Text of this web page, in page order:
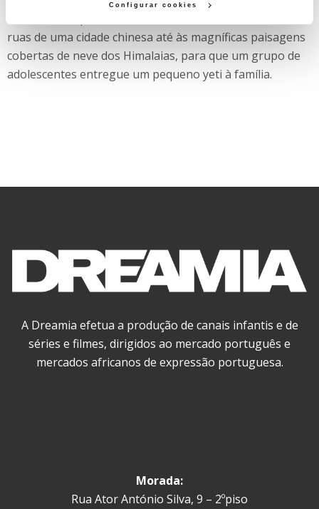
Configurar cookies
ruas de uma cidade chinesa até às magníficas paisagens
cobertas de neve dos Himalaias, para que um grupo de
adolescentes entregue um pequeno yeti à família.
A Dreamia efetua a produção de canais infantis e de
séries e filmes, dirigidos ao mercado português e
mercados africanos de expressão portuguesa.
Morada:
Rua Ator António Silva, 9 – 2ºpiso